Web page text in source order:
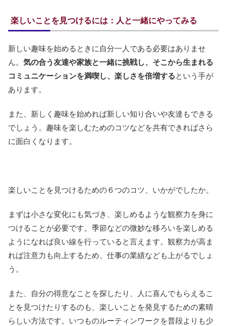
楽しいことを見つけるには：人と一緒にやってみる
新しい趣味を始めるときに自分一人である必要はありませ
ん。 気の合う友達や家族と一緒に挑戦し、そこから生まれる
コミュニケーションを満喫し、楽しさを倍増するという手が
あります。
また、新しく趣味を始めれば新しい知り合いや友達もできる
でしょう。趣味を楽しむためのコツなどを共有できればさら
に面白くなります。
楽しいことを見つけるための６つのコツ、いかがでしたか。
まずは小さな変化にも気づき、楽しめるような観察力を身に
つけることが必要です。季節などの微妙な移ろいを楽しめる
ようになれば良い線を行っていると言えます。観察力が高ま
れば注意力も向上するため、仕事の業績なども上がるでしょ
う。
また、自分の得意なことを探したり、人に喜んでもらえるこ
とを見つけたりするのも、楽しいことを発見するための素晴
らしい方法です。いつものルーティンワークを普段よりも少